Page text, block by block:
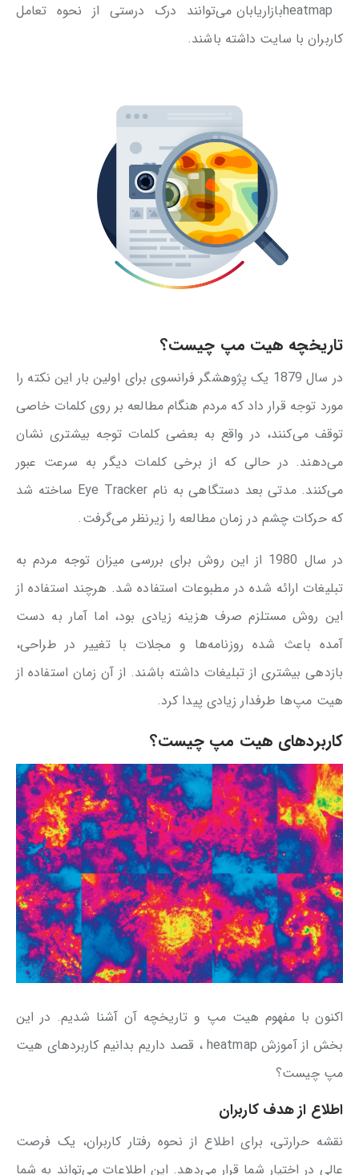
heatmapبازاریابان می‌توانند درک درستی از نحوه تعامل
کاربران با سایت داشته باشند.
تاریخچه هیت مپ چیست؟
در سال 1879 یک پژوهشگر فرانسوی برای اولین بار این نکته را
مورد توجه قرار داد که مردم هنگام مطالعه بر روی کلمات خاصی
توقف می‌کنند، در واقع به بعضی کلمات توجه بیشتری نشان
می‌دهند. در حالی که از برخی کلمات دیگر به سرعت عبور
می‌کنند. مدتی بعد دستگاهی به نام Eye Tracker ساخته شد
که حرکات چشم در زمان مطالعه را زیرنظر می‌گرفت.
در سال 1980 از این روش برای بررسی میزان توجه مردم به
تبلیغات ارائه شده در مطبوعات استفاده شد. هرچند استفاده از
این روش مستلزم صرف هزینه زیادی بود، اما آمار به دست
آمده باعث شده روزنامه‌ها و مجلات با تغییر در طراحی،
بازدهی بیشتری از تبلیغات داشته باشند. از آن زمان استفاده از
هیت مپ‌ها طرفدار زیادی پیدا کرد.
کاربردهای هیت مپ چیست؟
اکنون با مفهوم هیت مپ و تاریخچه آن آشنا شدیم. در این
بخش از آموزش heatmap ، قصد داریم بدانیم کاربردهای هیت
مپ چیست؟
اطلاع از هدف کاربران
نقشه حرارتی، برای اطلاع از نحوه رفتار کاربران، یک فرصت
عالی در اختیار شما قرار می‌دهد. این اطلاعات می‌تواند به شما